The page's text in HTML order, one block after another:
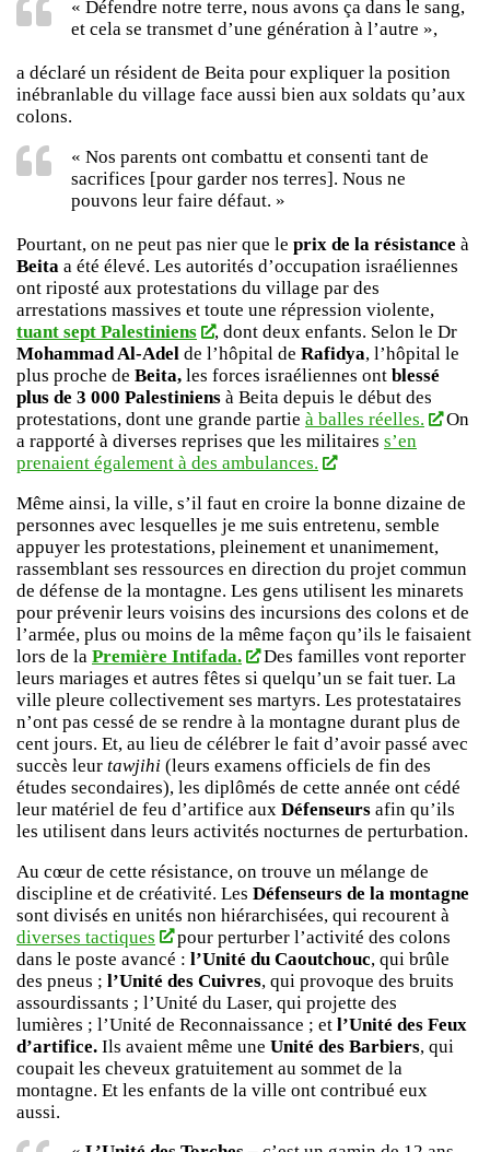
« Défendre notre terre, nous avons ça dans le sang,
et cela se transmet d’une génération à l’autre »,
a déclaré un résident de Beita pour expliquer la position
inébranlable du village face aussi bien aux soldats qu’aux
colons.
« Nos parents ont combattu et consenti tant de
sacrifices [pour garder nos terres]. Nous ne
pouvons leur faire défaut. »
Pourtant, on ne peut pas nier que le prix de la résistance à
Beita a été élevé. Les autorités d’occupation israéliennes
ont riposté aux protestations du village par des
arrestations massives et toute une répression violente,
tuant sept Palestiniens
, dont deux enfants. Selon le Dr
Mohammad Al-Adel de l’hôpital de Rafidya, l’hôpital le
plus proche de Beita, les forces israéliennes ont blessé
plus de 3 000 Palestiniens à Beita depuis le début des
protestations, dont une grande partie à balles réelles.
On
a rapporté à diverses reprises que les militaires s’en
prenaient également à des ambulances.
Même ainsi, la ville, s’il faut en croire la bonne dizaine de
personnes avec lesquelles je me suis entretenu, semble
appuyer les protestations, pleinement et unanimement,
rassemblant ses ressources en direction du projet commun
de défense de la montagne. Les gens utilisent les minarets
pour prévenir leurs voisins des incursions des colons et de
l’armée, plus ou moins de la même façon qu’ils le faisaient
lors de la Première Intifada.
Des familles vont reporter
leurs mariages et autres fêtes si quelqu’un se fait tuer. La
ville pleure collectivement ses martyrs. Les protestataires
n’ont pas cessé de se rendre à la montagne durant plus de
cent jours. Et, au lieu de célébrer le fait d’avoir passé avec
succès leur tawjihi (leurs examens officiels de fin des
études secondaires), les diplômés de cette année ont cédé
leur matériel de feu d’artifice aux Défenseurs afin qu’ils
les utilisent dans leurs activités nocturnes de perturbation.
Au cœur de cette résistance, on trouve un mélange de
discipline et de créativité. Les Défenseurs de la montagne
sont divisés en unités non hiérarchisées, qui recourent à
diverses tactiques
pour perturber l’activité des colons
dans le poste avancé : l’Unité du Caoutchouc, qui brûle
des pneus ; l’Unité des Cuivres, qui provoque des bruits
assourdissants ; l’Unité du Laser, qui projette des
lumières ; l’Unité de Reconnaissance ; et l’Unité des Feux
d’artifice. Ils avaient même une Unité des Barbiers, qui
coupait les cheveux gratuitement au sommet de la
montagne. Et les enfants de la ville ont contribué eux
aussi.